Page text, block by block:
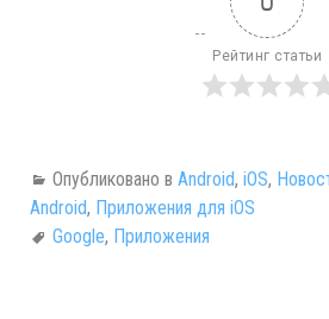
Рейтинг статьи
Опубликовано в Android, iOS,
Android, Приложения для iOS
Google, Приложения